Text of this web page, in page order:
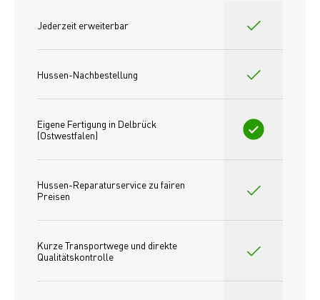
Jederzeit erweiterbar
Hussen-Nachbestellung
Eigene Fertigung in Delbrück
(Ostwestfalen)
Hussen-Reparaturservice zu fairen
Preisen​
Kurze Transportwege und direkte
Qualitätskontrolle